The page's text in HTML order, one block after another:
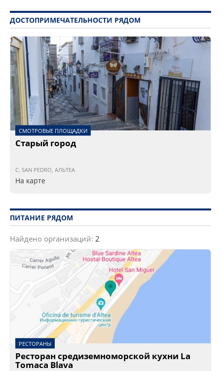
ДОСТОПРИМЕЧАТЕЛЬНОСТИ РЯДОМ
СМОТРОВЫЕ ПЛОЩАДКИ
Старый город
C. SAN PEDRO, АЛЬТЕА
На карте
ПИТАНИЕ РЯДОМ
Найдено организаций: 2
РЕСТОРАНЫ
Ресторан средиземноморской кухни La
Tomaca Blava